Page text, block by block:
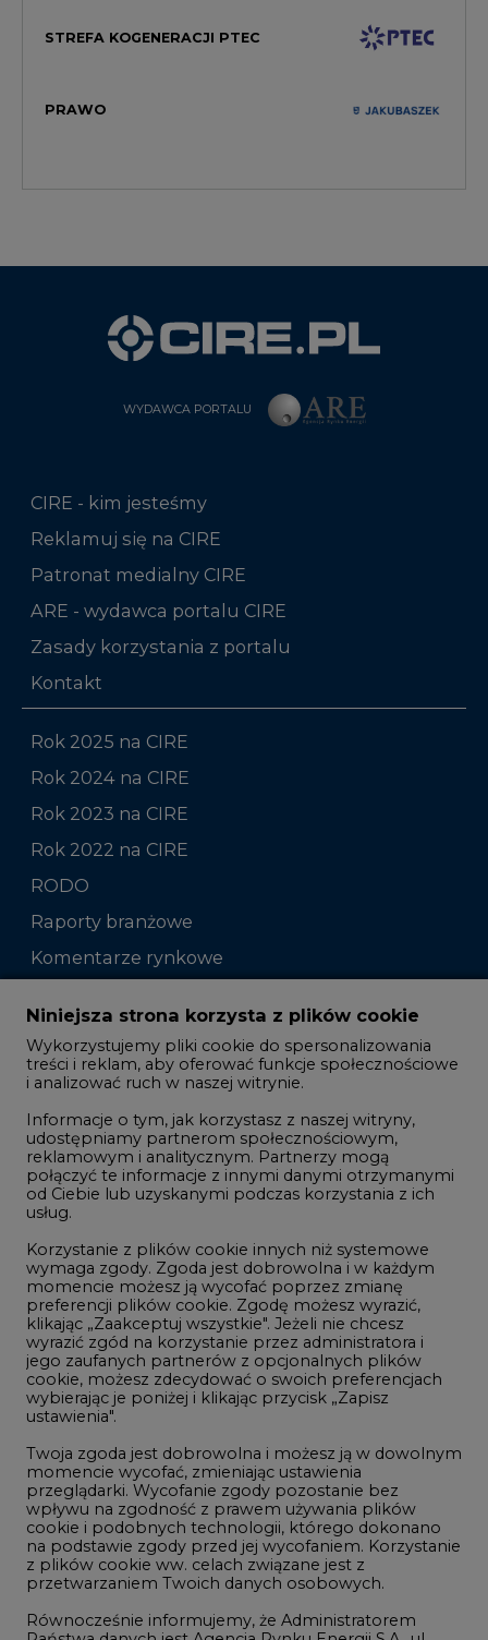
STREFA KOGENERACJI PTEC
PRAWO
WYDAWCA PORTALU
CIRE - kim jesteśmy
Reklamuj się na CIRE
Patronat medialny CIRE
ARE - wydawca portalu CIRE
Zasady korzystania z portalu
Kontakt
Rok 2025 na CIRE
Rok 2024 na CIRE
Rok 2023 na CIRE
Rok 2022 na CIRE
RODO
Raporty branżowe
Komentarze rynkowe
Zmiany kadrowe na rynku
Studio CIRE
Rozmowy o energetyce
Gospodarka
Geopolityka
LTE450
Innowacje i AI
Telekomunikacja i IT
Handel emisjami CO2
Wodór
Górnictwo
Atom
Fotowoltaika
Offshore wind
Niniejsza strona korzysta z plików cookie
Wykorzystujemy pliki cookie do spersonalizowania
treści i reklam, aby oferować funkcje społecznościowe
i analizować ruch w naszej witrynie.
Informacje o tym, jak korzystasz z naszej witryny,
udostępniamy partnerom społecznościowym,
reklamowym i analitycznym. Partnerzy mogą
połączyć te informacje z innymi danymi otrzymanymi
od Ciebie lub uzyskanymi podczas korzystania z ich
usług.
Korzystanie z plików cookie innych niż systemowe
wymaga zgody. Zgoda jest dobrowolna i w każdym
momencie możesz ją wycofać poprzez zmianę
preferencji plików cookie. Zgodę możesz wyrazić,
klikając „Zaakceptuj wszystkie". Jeżeli nie chcesz
wyrazić zgód na korzystanie przez administratora i
jego zaufanych partnerów z opcjonalnych plików
cookie, możesz zdecydować o swoich preferencjach
wybierając je poniżej i klikając przycisk „Zapisz
ustawienia".
Twoja zgoda jest dobrowolna i możesz ją w dowolnym
momencie wycofać, zmieniając ustawienia
przeglądarki. Wycofanie zgody pozostanie bez
wpływu na zgodność z prawem używania plików
cookie i podobnych technologii, którego dokonano
na podstawie zgody przed jej wycofaniem. Korzystanie
z plików cookie ww. celach związane jest z
przetwarzaniem Twoich danych osobowych.
Równocześnie informujemy, że Administratorem